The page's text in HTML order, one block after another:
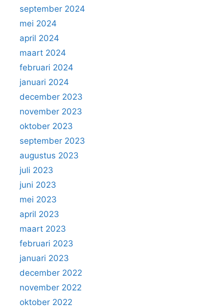
september 2024
mei 2024
april 2024
maart 2024
februari 2024
januari 2024
december 2023
november 2023
oktober 2023
september 2023
augustus 2023
juli 2023
juni 2023
mei 2023
april 2023
maart 2023
februari 2023
januari 2023
december 2022
november 2022
oktober 2022